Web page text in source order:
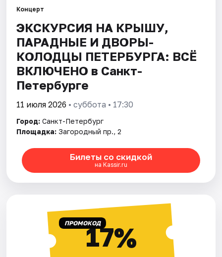
Города
Площадки
Артисты
Рейтинги
Концерт
ЭКСКУРСИЯ НА КРЫШУ,
ПАРАДНЫЕ И ДВОРЫ-
КОЛОДЦЫ ПЕТЕРБУРГА: ВСЁ
ВКЛЮЧЕНО в Санкт-
Петербурге
11 июля 2026 • суббота • 17:30
Город: Санкт-Петербург
Площадка: Загородный пр., 2
Билеты со скидкой
на Kassir.ru
ПРОМОКОД17%